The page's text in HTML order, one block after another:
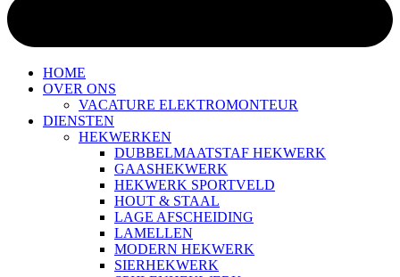
HOME
OVER ONS
VACATURE ELEKTROMONTEUR
DIENSTEN
HEKWERKEN
DUBBELMAATSTAF HEKWERK
GAASHEKWERK
HEKWERK SPORTVELD
HOUT & STAAL
LAGE AFSCHEIDING
LAMELLEN
MODERN HEKWERK
SIERHEKWERK